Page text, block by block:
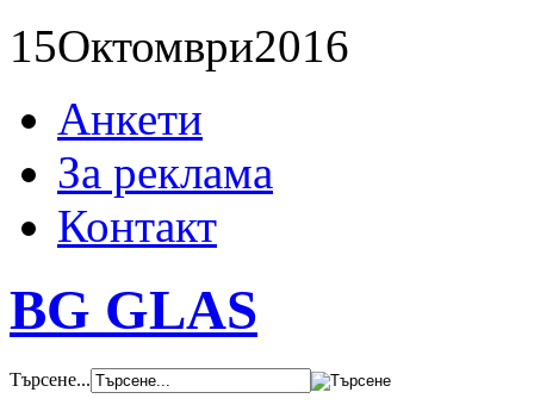
15Октомври2016
Анкети
За реклама
Контакт
BG GLAS
Търсене...